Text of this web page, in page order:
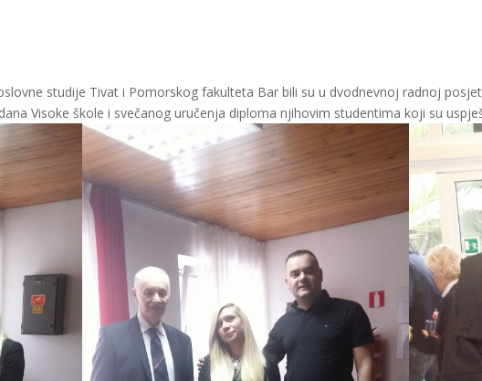
studije Tivat i Pomorskog fakulteta Bar bili su u dvodnevnoj radnoj
Visoke škole i svečanog uručenja diploma njihovim studentima koji su